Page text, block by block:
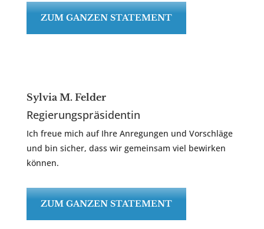
ZUM GANZEN STATEMENT
Sylvia M. Felder
Regierungspräsidentin
Ich freue mich auf Ihre Anregungen und Vorschläge
und bin sicher, dass wir gemeinsam viel bewirken
können.
ZUM GANZEN STATEMENT